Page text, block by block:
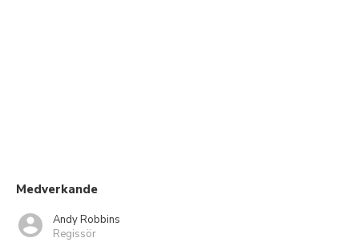
Medverkande
Andy Robbins
Regissör